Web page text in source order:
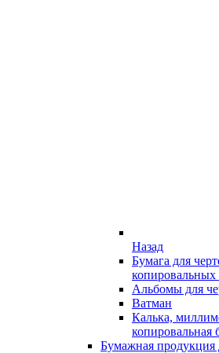
Назад
Бумага для
копировальных
Альбомы для
Ватман
Калька,
копировальная
Бумажная продукция